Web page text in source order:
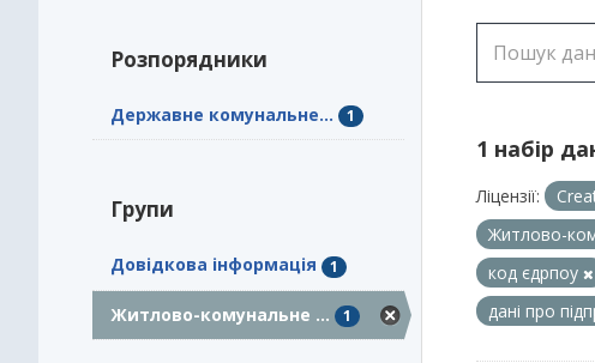
Розпорядники
Державне комунальне... 1
Групи
Довідкова інформація 1
Житлово-комунальне ... 1
1 набір
Ліцензії:
Житлово-
код єдрпоу
дані про